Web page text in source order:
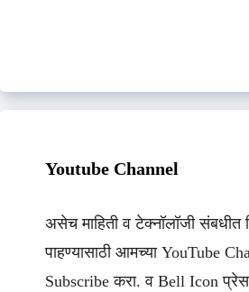
Youtube Channel
असेच माहिती व टेक्नॉलॉजी संबधीत
पाहण्यासाठी आमच्या YouTube
Subscribe करा. व Bell Icon